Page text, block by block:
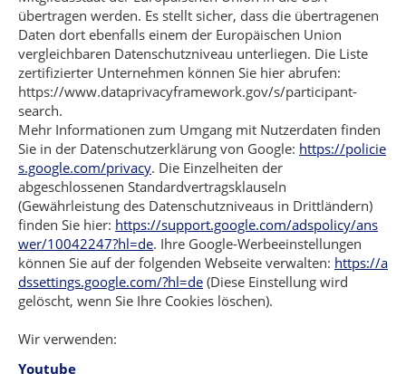
übertragen werden. Es stellt sicher, dass die übertragenen
Daten dort ebenfalls einem der Europäischen Union
vergleichbaren Datenschutzniveau unterliegen. Die Liste
zertifizierter Unternehmen können Sie hier abrufen:
https://www.dataprivacyframework.gov/s/participant-
search.
Mehr Informationen zum Umgang mit Nutzerdaten finden
Sie in der Datenschutzerklärung von Google: https://policie
s.google.com/privacy. Die Einzelheiten der
abgeschlossenen Standardvertragsklauseln
(Gewährleistung des Datenschutzniveaus in Drittländern)
finden Sie hier: https://support.google.com/adspolicy/ans
wer/10042247?hl=de. Ihre Google-Werbeeinstellungen
können Sie auf der folgenden Webseite verwalten: https://a
dssettings.google.com/?hl=de (Diese Einstellung wird
gelöscht, wenn Sie Ihre Cookies löschen).
Wir verwenden:
Youtube